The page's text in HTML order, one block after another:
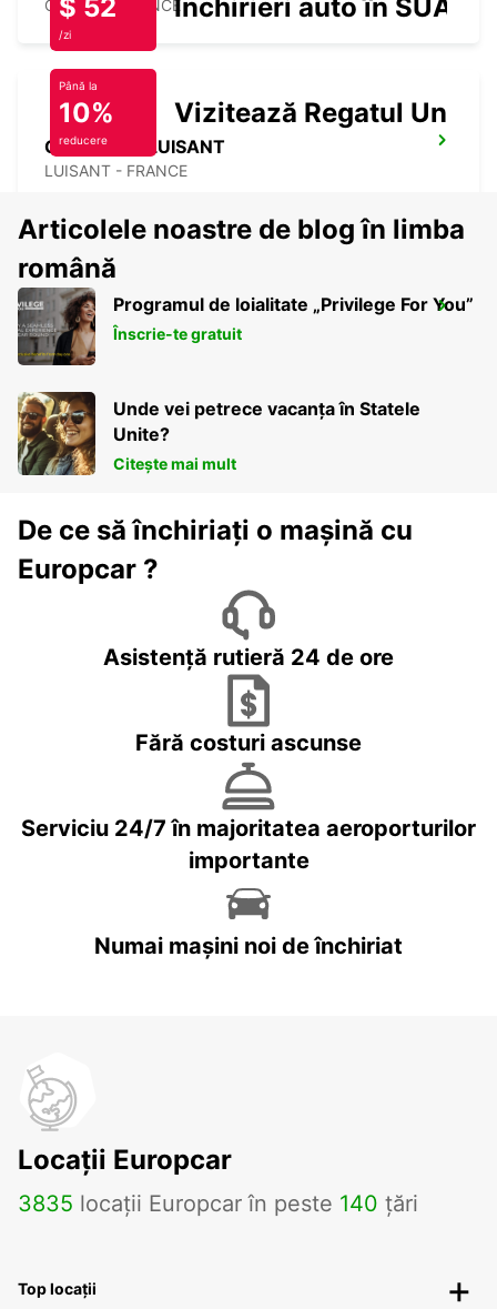
CHERRE - FRANCE
CHARTRES LUISANT
LUISANT - FRANCE
GIEN
GIEN - FRANCE
$ 52
/zi
Închirieri auto în SUA
Până la
10%
reducere
Vizitează Regatul Unit
Articolele noastre de blog în limba
română
Programul de loialitate „Privilege For You”
Înscrie-te gratuit
Unde vei petrece vacanța în Statele
Unite?
Citește mai mult
De ce să închiriați o mașină cu
Europcar ?
Asistență rutieră 24 de ore
Fără costuri ascunse
Serviciu 24/7 în majoritatea aeroporturilor
importante
Numai mașini noi de închiriat
Locații Europcar
3835 locații Europcar în peste 140 țări
Top locații